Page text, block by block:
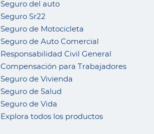
Seguro del auto
Seguro Sr22
Seguro de Motocicleta
Seguro de Auto Comercial
Responsabilidad Civil General
Compensación para Trabajadores
Seguro de Vivienda
Seguro de Salud
Seguro de Vida
Explora todos los productos